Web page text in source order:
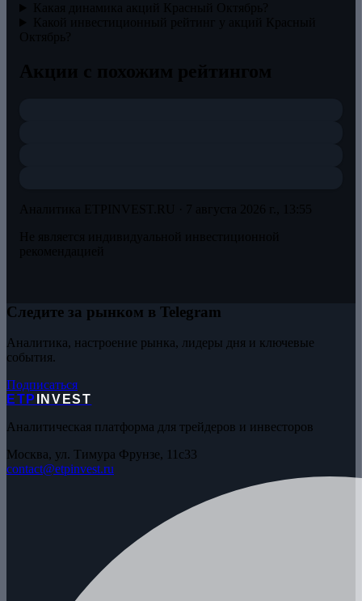
Следите за рынком в Telegram
Аналитика, настроение рынка, лидеры дня и ключевые
события.
Подписаться
ETP
INVEST
Аналитическая платформа для трейдеров и инвесторов
Москва, ул. Тимура Фрунзе, 11с33
contact@etpinvest.ru